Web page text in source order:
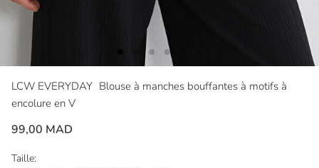
LCW EVERYDAY Blouse à manches bouffantes à motifs à
encolure en V
99,00 MAD
Taille: